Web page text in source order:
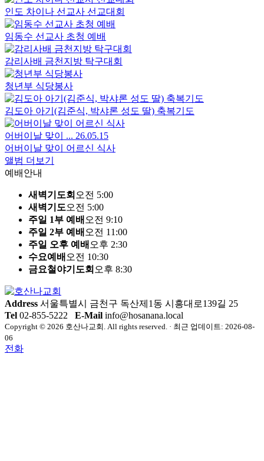
인도 차이나 선교사 선교대회
임동수 선교사 초청 예배
감리사배 금천지방 탁구대회
청년부 식당봉사
김도아 아기(김준식, 박샤론 성도 딸) 축복기도
어버이날 맞이 ... 26.05.15
어버이날 맞이 어르신 식사
앨범 더보기
예배안내
새벽기도회 오전 5:00
새벽기도오전 5:00
주일 1부 예배 오전 9:10
주일 2부 예배 오전 11:00
주일 오후 예배 오후 2:30
수요예배 오전 10:30
금요철야기도회 오후 8:30
Address 서울특별시 금천구 독산제1동 시흥대로139길 25
Tel 02-855-5222 E-Mail info@hosanana.local
Copyright © 2026 호산나교회. All rights reserved. · 최근 업데이트: 2026-08-
06
전화